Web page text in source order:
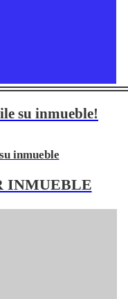
su inmueble!
inmueble
INMUEBLE